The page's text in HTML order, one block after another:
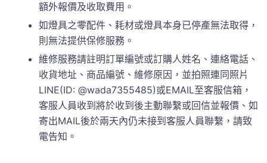
額外報價及收取費用。
如燈具之零配件、耗材或燈具本身已停產無法取得，
則無法提供保修服務。
維修服務請註明訂單編號或訂購人姓名、連絡電話、
收貨地址、商品編號、維修原因，並拍照連同照片
LINE(ID: @wada7355485)或EMAIL至客服信箱，
客服人員收到將於收到後主動聯繫或回信並報價、如
寄出MAIL後於兩天內仍未接到客服人員聯繫，請致
電告知。